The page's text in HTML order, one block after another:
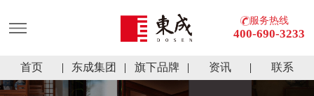
服务热线
400-690-3233
首页 东成集团 旗下品牌 资讯 联系